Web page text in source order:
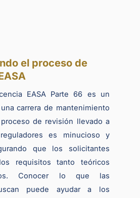
el proceso de
EASA Parte 66 es un
carrera de mantenimiento
de revisión llevado a
es minucioso y
que los solicitantes
requisitos tanto teóricos
Conocer lo que las
puede ayudar a los